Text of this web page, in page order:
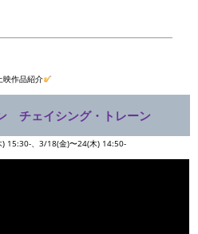
映作品紹介
チェイシング・トレーン
) 15:30-、3/18(金)〜24(木) 14:50-